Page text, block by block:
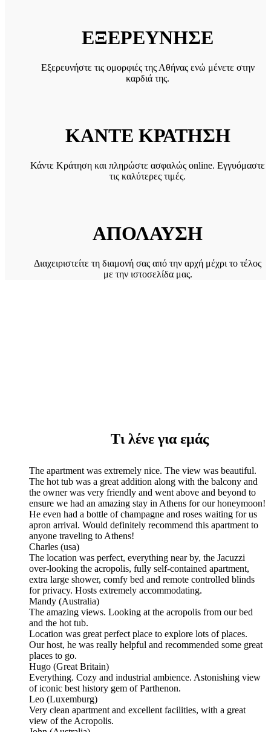
ΕΞΕΡΕΥΝΗΣΕ
Εξερευνήστε τις ομορφιές της Αθήνας ενώ μένετε στην
καρδιά της.
ΚΑΝΤΕ ΚΡΑΤΗΣΗ
Κάντε Κράτηση και πληρώστε ασφαλώς online. Εγγυόμαστε
τις καλύτερες τιμές.
ΑΠΟΛΑΥΣΗ
Διαχειριστείτε τη διαμονή σας από την αρχή μέχρι το τέλος
με την ιστοσελίδα μας.
Τι λένε για εμάς
The apartment was extremely nice. The view was beautiful.
The hot tub was a great addition along with the balcony and
the owner was very friendly and went above and beyond to
ensure we had an amazing stay in Athens for our honeymoon!
He even had a bottle of champagne and roses waiting for us
apron arrival. Would definitely recommend this apartment to
anyone traveling to Athens!
Charles (usa)
The location was perfect, everything near by, the Jacuzzi
over-looking the acropolis, fully self-contained apartment,
extra large shower, comfy bed and remote controlled blinds
for privacy. Hosts extremely accommodating.
Mandy (Australia)
The amazing views. Looking at the acropolis from our bed
and the hot tub.
Location was great perfect place to explore lots of places.
Our host, he was really helpful and recommended some great
places to go.
Hugo (Great Britain)
Everything. Cozy and industrial ambience. Astonishing view
of iconic best history gem of Parthenon.
Leo (Luxemburg)
Very clean apartment and excellent facilities, with a great
view of the Acropolis.